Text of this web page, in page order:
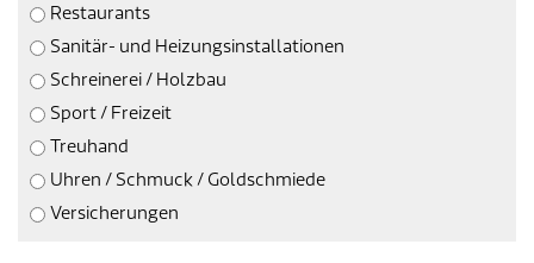
Restaurants
Sanitär- und Heizungsinstallationen
Schreinerei / Holzbau
Sport / Freizeit
Treuhand
Uhren / Schmuck / Goldschmiede
Versicherungen